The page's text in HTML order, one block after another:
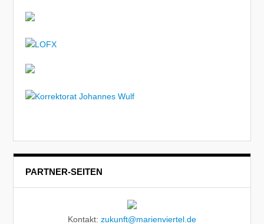
PARTNER-SEITEN
Kontakt: zukunft@marienviertel.de